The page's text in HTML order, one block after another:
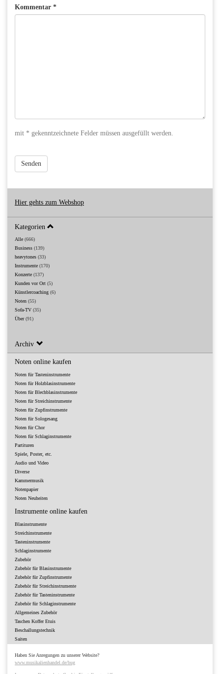
Kommentar *
mit * gekenntzeichnete Felder müssen ausgefüllt werden.
Senden
Hier gehts zum Webshop
Kategorien
Alle (666)
Business (139)
heavytones (33)
Instrumente (170)
Konzerte (137)
Kunden vor Ort (5)
Künstlercoaching (6)
Noten (55)
Sofa-TV (35)
Über(91)
Archiv
Noten online kaufen
Noten für Tasteninstrumente
Noten für Holzblasinstrumente
Noten für Blechblasinstrumente
Noten für Streichinstrumente
Noten für Zupfinstrumente
Noten für Sologesang
Noten für Chor
Noten für Schlaginstrumente
Partituren
Spiele, Poster, etc.
Audio und Video
Diverse
Kammermusik
Notenpapier
Noten Neuheiten
Instrumente online kaufen
Blasinstrumente
Streichinstrumente
Tasteninstrumente
Schlaginstrumente
Zubehör
Zubehör für Blasinstrumente
Zubehör für Zupfinstrumente
Zubehör für Streichinstrumente
Zubehör für Tasteninstrumente
Zubehör für Schlaginstrumente
Allgemeines Zubehör
Taschen Koffer Etuis
Beschallungstechnik
Saiten
Haben Sie Anregungen zu unserer Website?
www.musikalienhandel.de/bug